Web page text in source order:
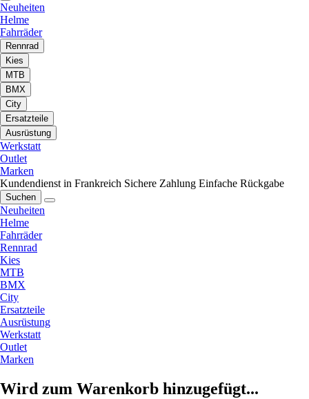
Neuheiten
Helme
Fahrräder
Rennrad
Kies
MTB
BMX
City
Ersatzteile
Ausrüstung
Werkstatt
Outlet
Marken
Kundendienst in Frankreich Sichere Zahlung Einfache Rückgabe
Suchen
Neuheiten
Helme
Fahrräder
Rennrad
Kies
MTB
BMX
City
Ersatzteile
Ausrüstung
Werkstatt
Outlet
Marken
Wird zum Warenkorb hinzugefügt...